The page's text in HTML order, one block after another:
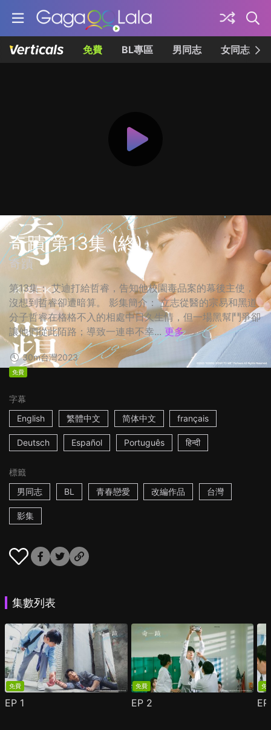
免費 BL專區 男同志 女同志
奇蹟 第13集 (終)
奇蹟
第13集： 艾迪打給哲睿，告知他校園毒品案的幕後主使，
沒想到哲睿卻遭暗算。 影集簡介： 立志從醫的宗易和黑道
分子哲睿在格格不入的相處中日久生情，但一場黑幫鬥爭卻
讓他們從此陌路；導致一連串不幸... 更多
30m台灣2023
免費
字幕
English
繁體中文 简体中文 français
Deutsch Español Português हिन्दी
標籤
男同志
BL 青春戀愛 改編作品 台灣
影集
集數列表
免費
EP 1
免費
EP 2
免